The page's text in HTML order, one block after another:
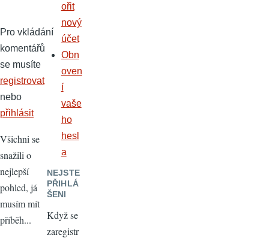
Pro vkládání
komentářů
se musíte
registrovat
nebo
přihlásit
Všichni se
snažili o
nejlepší
pohled, já
musím mít
příběh...
ořit
nový
účet
Obn
oven
í
vaše
ho
hesl
a
NEJSTE
PŘIHLÁ
ŠENI
Když se
zaregistr